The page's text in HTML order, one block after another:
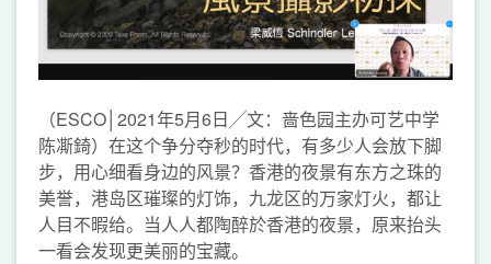
（ESCO│2021年5月6日╱文：啬色园主办可艺中学
陈凘錡）在这个争分夺秒的时代，有多少人会放下脚
步，用心细看身边的风景？香港的夜景有东方之珠的
美誉，港岛区璀璨的灯饰，九龙区的万家灯火，都让
人目不暇给。当人人都陶醉於香港的夜景，原来抬头
一看会发现更美丽的宝藏。